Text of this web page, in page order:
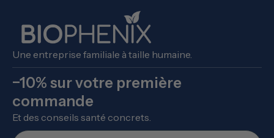
Une entreprise familiale à taille humaine.
−10% sur votre première
commande
Et des conseils santé concrets.